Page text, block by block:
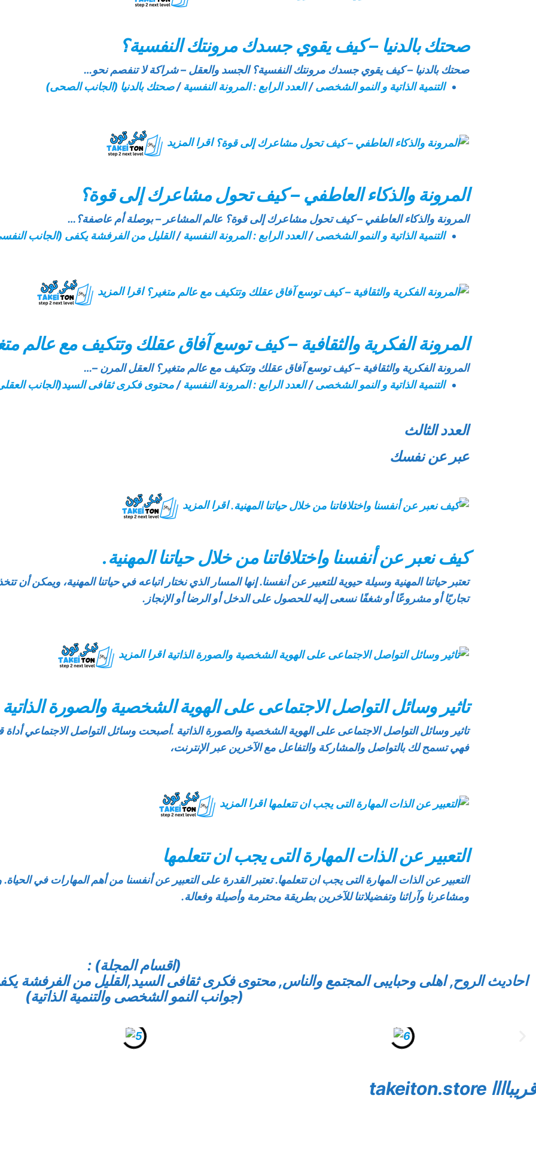
صحتك بالدنيا – كيف يقوي جسدك مرونتك النفسية؟
صحتك بالدنيا – كيف يقوي جسدك مرونتك النفسية؟ الجسد والعقل – شراكة لا تنفصم نحو…
التنمية الذاتية و النمو الشخصى/العدد الرابع : المرونة النفسية/صحتك بالدنيا (الجانب الصحى)
اقرا المزيد
المرونة والذكاء العاطفي – كيف تحول مشاعرك إلى قوة؟
المرونة والذكاء العاطفي – كيف تحول مشاعرك إلى قوة؟ عالم المشاعر – بوصلة أم عاصفة؟…
التنمية الذاتية و النمو الشخصى/العدد الرابع : المرونة النفسية/القليل من الفرفشة يكفى (الجانب
اقرا المزيد
المرونة الفكرية والثقافية – كيف توسع آفاق عقلك وتتكيف مع عالم
المرونة الفكرية والثقافية – كيف توسع آفاق عقلك وتتكيف مع عالم متغير؟ العقل المرن –…
التنمية الذاتية و النمو الشخصى/العدد الرابع : المرونة النفسية/محتوى فكرى ثقافى السيد(الجانب
العدد الثالث
عبر عن نفسك
اقرا المزيد
كيف نعبر عن أنفسنا واختلافاتنا من خلال حياتنا المهنية.
تعتبر حياتنا المهنية وسيلة حيوية للتعبير عن أنفسنا. إنها المسار الذي نختار اتباعه في حياتنا المهنية، ويمكن
تجاريًا أو مشروعًا أو شغفًا نسعى إليه للحصول على الدخل أو الرضا أو الإنجاز.
اقرا المزيد
تاثير وسائل التواصل الاجتماعى على الهوية الشخصية والصورة الذاتية
تاثير وسائل التواصل الاجتماعى على الهوية الشخصية والصورة الذاتية .أصبحت وسائل التواصل الاجتماعي أداة
فهي تسمح لك بالتواصل والمشاركة والتفاعل مع الآخرين عبر الإنترنت،
اقرا المزيد
التعبير عن الذات المهارة التى يجب ان تتعلمها
التعبير عن الذات المهارة التى يجب ان تتعلمها. تعتبر القدرة على التعبير عن أنفسنا من أهم المهارات في الحياة.
ومشاعرنا وآرائنا وتفضيلاتنا للآخرين بطريقة محترمة وأصيلة وفعالة.
(اقسام المجلة) :
احاديث الروح, اهلى وحبايبى المجتمع والناس, محتوى فكرى ثقافى السيد,القليل من الفرفشة
(جوانب النمو الشخصى والتنمية الذاتية)
قريباااا takeiton.store